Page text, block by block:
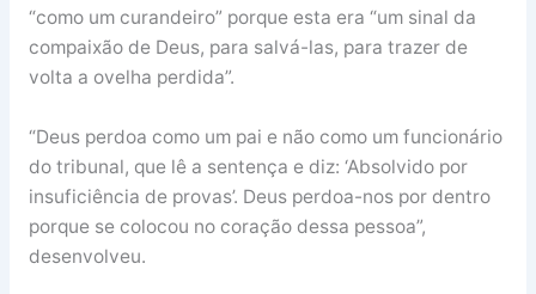
“como um curandeiro” porque esta era “um sinal da
compaixão de Deus, para salvá-las, para trazer de
volta a ovelha perdida”.
“Deus perdoa como um pai e não como um funcionário
do tribunal, que lê a sentença e diz: ‘Absolvido por
insuficiência de provas’. Deus perdoa-nos por dentro
porque se colocou no coração dessa pessoa”,
desenvolveu.